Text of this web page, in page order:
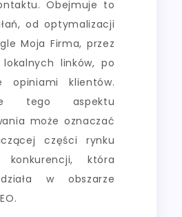
Obejmuje to
od optymalizacji
Moja Firma, przez
linków, po
opiniami klientów.
tego aspektu
może oznaczać
części rynku
która
w obszarze